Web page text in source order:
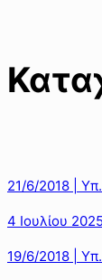
21/6/2018 |
4 Ιουλίου 2025
19/6/2018 |